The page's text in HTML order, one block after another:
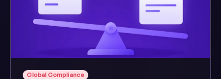
Global Compliance